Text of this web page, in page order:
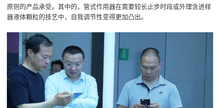
原则的产品承受。其中的，管式作用器在需要较长止步时段或外理含进样
器液体顆粒的技艺中，自我调节性变得更加凸出。